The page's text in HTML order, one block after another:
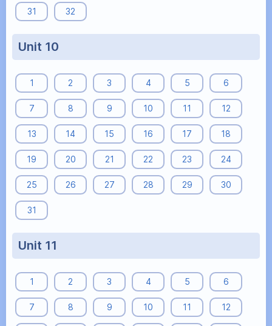
31 32
Unit 10
1 2 3 4 5 6
7 8 9 10 11 12
13 14 15 16 17 18
19 20 21 22 23 24
25 26 27 28 29 30
31
Unit 11
1 2 3 4 5 6
7 8 9 10 11 12